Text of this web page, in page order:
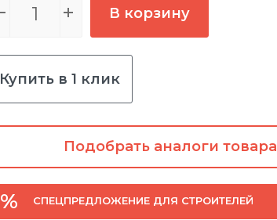
В корзину
Купить в 1 клик
Подобрать аналоги товара
СПЕЦПРЕДЛОЖЕНИЕ ДЛЯ СТРОИТЕЛЕЙ